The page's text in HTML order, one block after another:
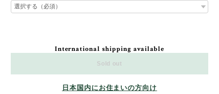
International shipping available
Sold out
日本国内にお住まいの方向け